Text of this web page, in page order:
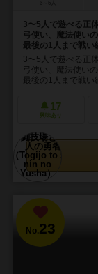
3〜5人で遊べる正
弓使い、魔法使い
最後の1人まで戦い
3〜5人で遊べる正
弓使い、魔法使い
最後の1人まで戦い
17
興味あり
No.23